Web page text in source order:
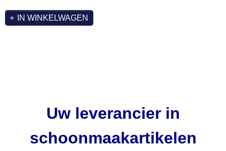
IN WINKELWAGEN
Uw leverancier in
schoonmaakartikelen